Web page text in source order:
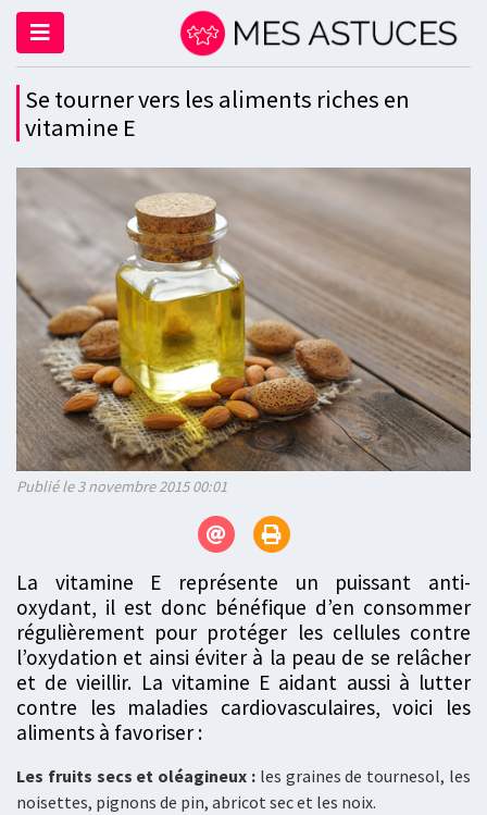
Se tourner vers les aliments riches en
vitamine E
Publié le 3 novembre 2015 00:01
La vitamine E représente un puissant anti-
oxydant, il est donc bénéfique d’en consommer
régulièrement pour protéger les cellules contre
l’oxydation et ainsi éviter à la peau de se relâcher
et de vieillir. La vitamine E aidant aussi à lutter
contre les maladies cardiovasculaires, voici les
aliments à favoriser :
Les fruits secs et oléagineux : les graines de tournesol, les
noisettes, pignons de pin, abricot sec et les noix.